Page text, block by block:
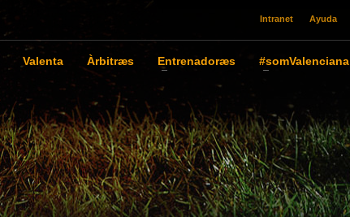
Intranet Ayuda
Valenta Àrbitræs Entrenadoræs #somValenciana